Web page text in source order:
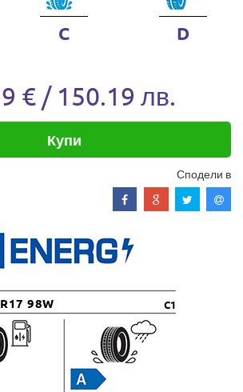
C D
€ / 150.19 лв.
Купи
Сподели в
98W C1